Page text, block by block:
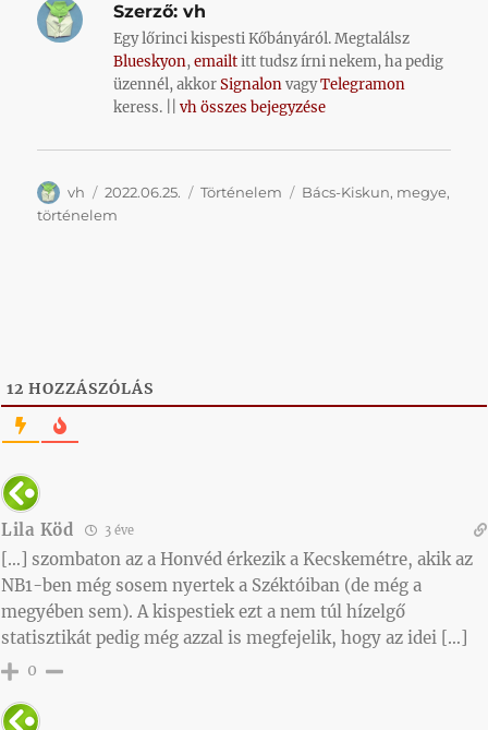
Szerző: vh
Egy lőrinci kispesti Kőbányáról. Megtalálsz
Blueskyon,emailtitt tudsz írni nekem, ha pedig
üzennél, akkorSignalonvagyTelegramon
keress. ||vh összes bejegyzése
Szerző
vh Közzétéve
2022.06.25. Kategória
Történelem Címke
Bács-Kiskun, megye,
történelem
12 HOZZÁSZÓLÁS
Lila Köd 3 éve
[…] szombaton az a Honvéd érkezik a Kecskemétre, akik az
NB1-ben még sosem nyertek a Széktóiban (de még a
megyében sem). A kispestiek ezt a nem túl hízelgő
statisztikát pedig még azzal is megfejelik, hogy az idei […]
0